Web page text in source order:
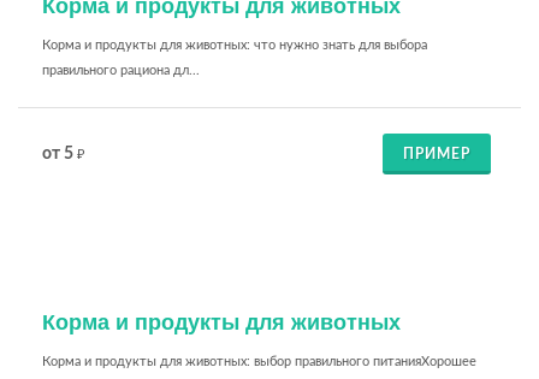
Корма и продукты для животных
Корма и продукты для животных: что нужно знать для выбора
правильного рациона дл...
от 5 ₽ ПРИМЕР
Корма и продукты для животных
Корма и продукты для животных: выбор правильного питанияХорошее